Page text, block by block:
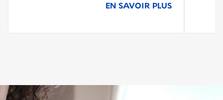
EN SAVOIR PLUS